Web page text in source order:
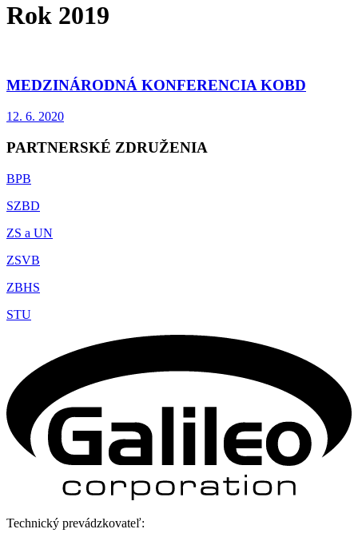
Rok 2019
MEDZINÁRODNÁ KONFERENCIA KOBD
12. 6. 2020
PARTNERSKÉ ZDRUŽENIA
BPB
SZBD
ZS a UN
ZSVB
ZBHS
STU
Technický prevádzkovateľ: